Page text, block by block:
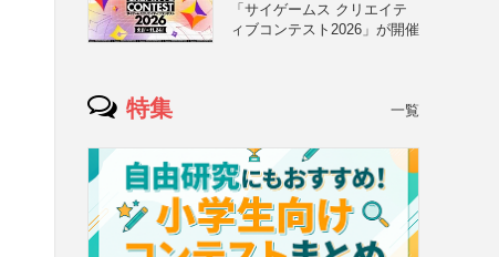
「サイゲームス クリエイテ
ィブコンテスト2026」が開催
特集 一覧